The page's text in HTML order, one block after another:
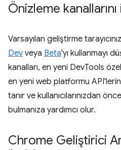
Önizleme
Varsayılan geliştirme
Dev veya Beta'yı kullanmayı
kanalları, en yeni DevTools
en yeni web platformu
tanır ve kullanıcılarınızdan
bulmanıza yardımcı olur.
Chrome Geliştirici